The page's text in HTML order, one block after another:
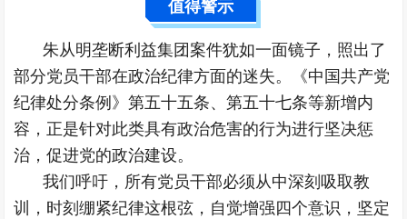
值得警示
朱从明垄断利益集团案件犹如一面镜子，照出了
部分党员干部在政治纪律方面的迷失。《中国共产党
纪律处分条例》第五十五条、第五十七条等新增内
容，正是针对此类具有政治危害的行为进行坚决惩
治，促进党的政治建设。
我们呼吁，所有党员干部必须从中深刻吸取教
训，时刻绷紧纪律这根弦，自觉增强四个意识，坚定